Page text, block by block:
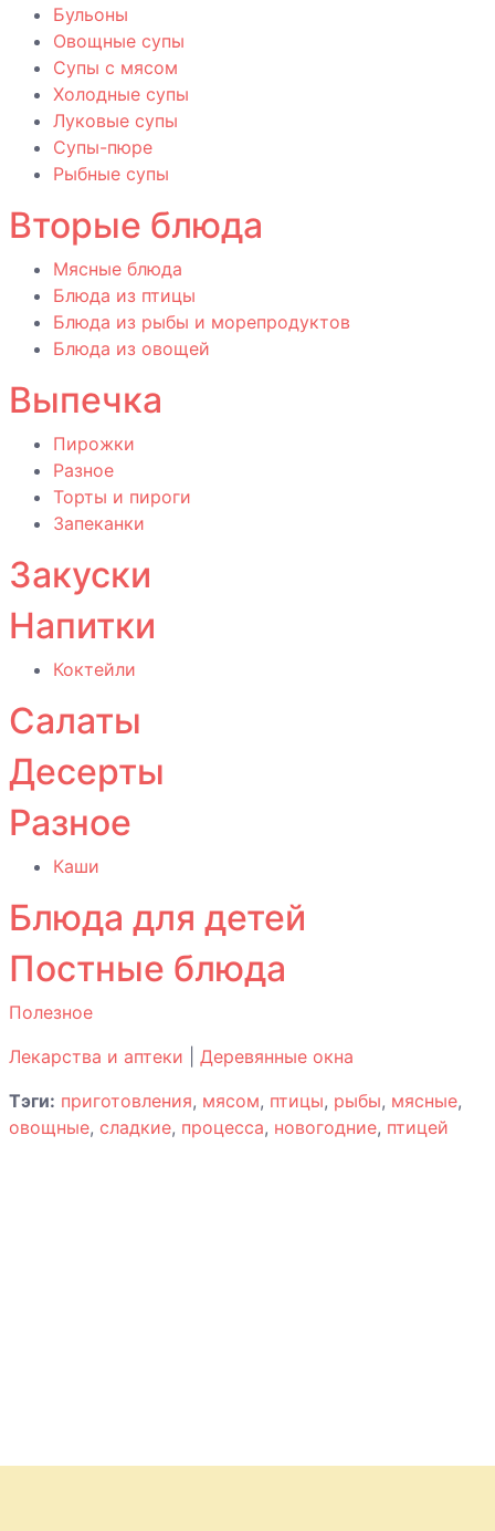
Бульоны
Овощные супы
Супы с мясом
Холодные супы
Луковые супы
Супы-пюре
Рыбные супы
Вторые блюда
Мясные блюда
Блюда из птицы
Блюда из рыбы и морепродуктов
Блюда из овощей
Выпечка
Пирожки
Разное
Торты и пироги
Запеканки
Закуски
Напитки
Коктейли
Салаты
Десерты
Разное
Каши
Блюда для детей
Постные блюда
Полезное
Лекарства и аптеки
Деревянные окна
Тэги: приготовления, мясом, птицы, рыбы, мясные,
овощные, сладкие, процесса, новогодние, птицей